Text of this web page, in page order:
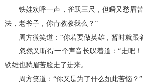
铁娃欢呼一声，雀跃三尺，但瞬又愁眉苦
法，老爷子，你肯教教我么？”
周方微笑道：“你若要做英雄，暂时就跟
忽然又听得一个声音长叹着道：“走吧！
铁雄也愁眉苦脸走了进来。
周方笑道：“你又是为了什么如此苦恼？”